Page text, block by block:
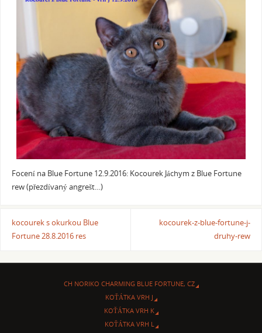
Focení na Blue Fortune 12.9.2016: Kocourek Jáchym z Blue Fortune
rew (přezdívaný angrešt…)
kocourek s okurkou Blue
Fortune 28.8.2016 res
kocourek-z-blue-fortune-j-
druhy-rew
CH NORIKO CHARMING BLUE FORTUNE, CZ
KOŤÁTKA VRH J
KOŤÁTKA VRH K
KOŤÁTKA VRH L